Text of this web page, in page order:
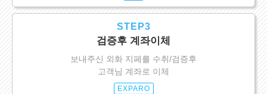
STEP3
검증후 계좌이체
보내주신 외화 지페를 수취/검증후
고객님 계좌로 이체
EXPARO